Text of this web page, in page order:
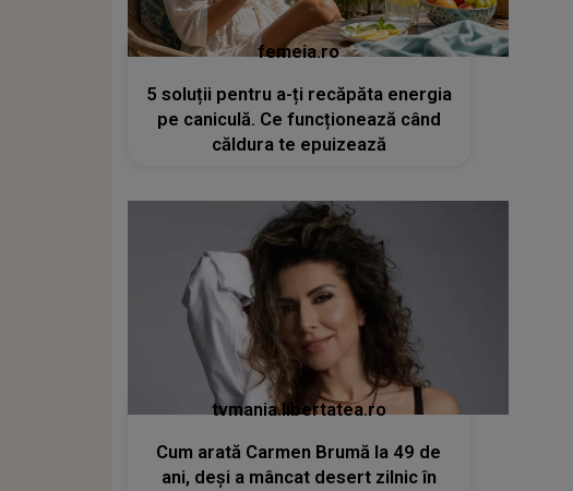
femeia.ro
5 soluții pentru a-ți recăpăta energia
pe caniculă. Ce funcționează când
căldura te epuizează
tvmania.libertatea.ro
Cum arată Carmen Brumă la 49 de
ani, deși a mâncat desert zilnic în